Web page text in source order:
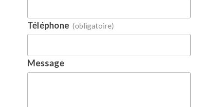
Téléphone (obligatoire)
Message